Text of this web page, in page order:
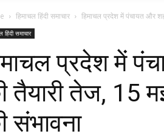
हिमाचल हिंदी समाचार हिमाचल प्रदेश में पंचायत और
हिंदी समाचार
प्रदेश में
तैयारी तेज, 15
संभावना